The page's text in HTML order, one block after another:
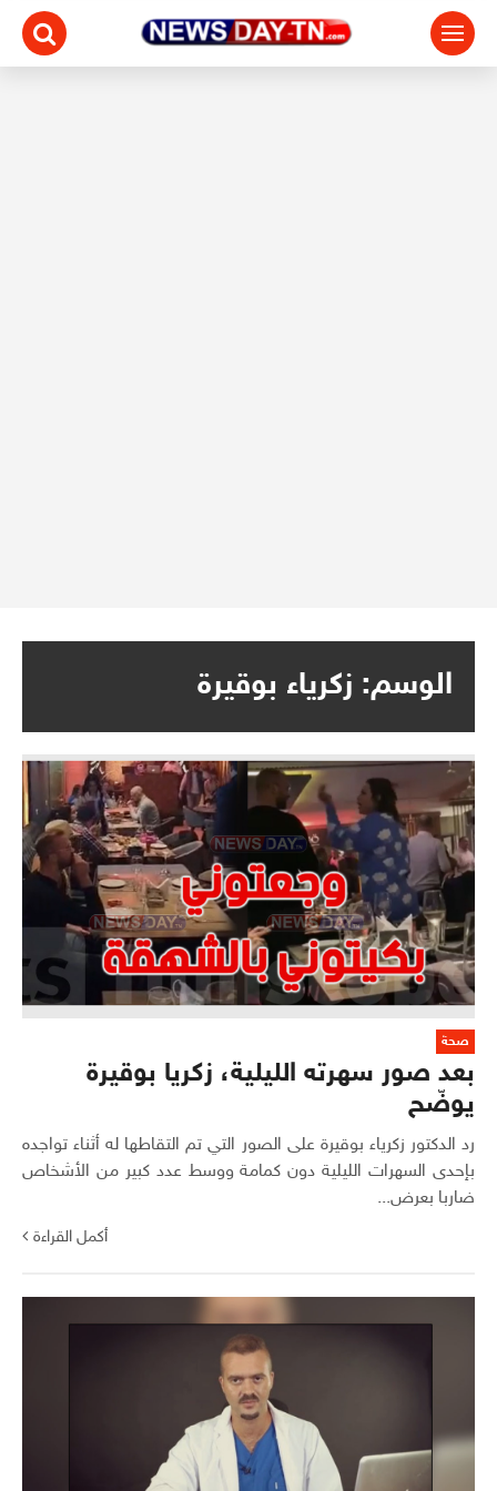
الوسم: زكرياء بوقيرة
صحة
بعد صور سهرته الليلية، زكريا بوقيرة
يوضّح
رد الدكتور زكرياء بوقيرة على الصور التي تم التقاطها له أثناء تواجده
بإحدى السهرات الليلية دون كمامة ووسط عدد كبير من الأشخاص
ضاربا بعرض...
أكمل القراءة